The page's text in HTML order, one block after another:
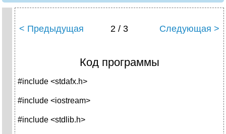
< Предыдущая 2 / 3 Следующая >
Код программы
#include <stdafx.h>
#include <iostream>
#include <stdlib.h>